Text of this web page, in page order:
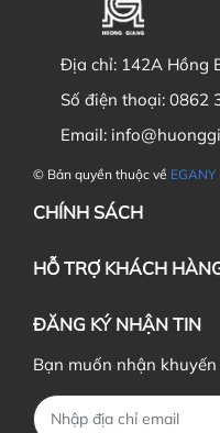
Địa chỉ: 142A Hồng
Số điện thoại: 0862
Email:
© Bản quyền thuộc về EGANY
CHÍNH SÁCH
HỖ TRỢ KHÁCH
ĐĂNG KÝ NHẬN TIN
Bạn muốn nhận